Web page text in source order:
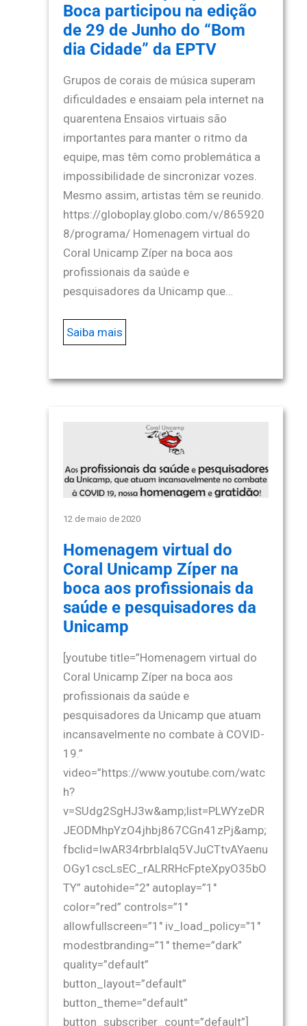
Boca participou na edição
de 29 de Junho do “Bom
dia Cidade” da EPTV
Grupos de corais de música superam
dificuldades e ensaiam pela internet na
quarentena Ensaios virtuais são
importantes para manter o ritmo da
equipe, mas têm como problemática a
impossibilidade de sincronizar vozes.
Mesmo assim, artistas têm se reunido.
https://globoplay.globo.com/v/865920
8/programa/ Homenagem virtual do
Coral Unicamp Zíper na boca aos
profissionais da saúde e
pesquisadores da Unicamp que…
Saiba mais
12 de maio de 2020
Homenagem virtual do
Coral Unicamp Zíper na
boca aos profissionais da
saúde e pesquisadores da
Unicamp
[youtube title=”Homenagem virtual do
Coral Unicamp Zíper na boca aos
profissionais da saúde e
pesquisadores da Unicamp que atuam
incansavelmente no combate à COVID-
19.”
video=”https://www.youtube.com/watc
h?
v=SUdg2SgHJ3w&amp;list=PLWYzeDR
JEODMhpYzO4jhbj867CGn41zPj&amp;
fbclid=IwAR34rbrbIalq5VJuCTtvAYaenu
OGy1cscLsEC_rALRRHcFpteXpyO35bO
TY” autohide=”2″ autoplay=”1″
color=”red” controls=”1″
allowfullscreen=”1″ iv_load_policy=”1″
modestbranding=”1″ theme=”dark”
quality=”default”
button_layout=”default”
button_theme=”default”
button_subscriber_count=”default”]